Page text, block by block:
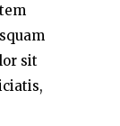
sit